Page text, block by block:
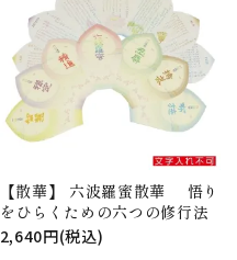
【散華】 六波羅蜜散華 悟り
をひらくための六つの修行法
2,640円(税込)